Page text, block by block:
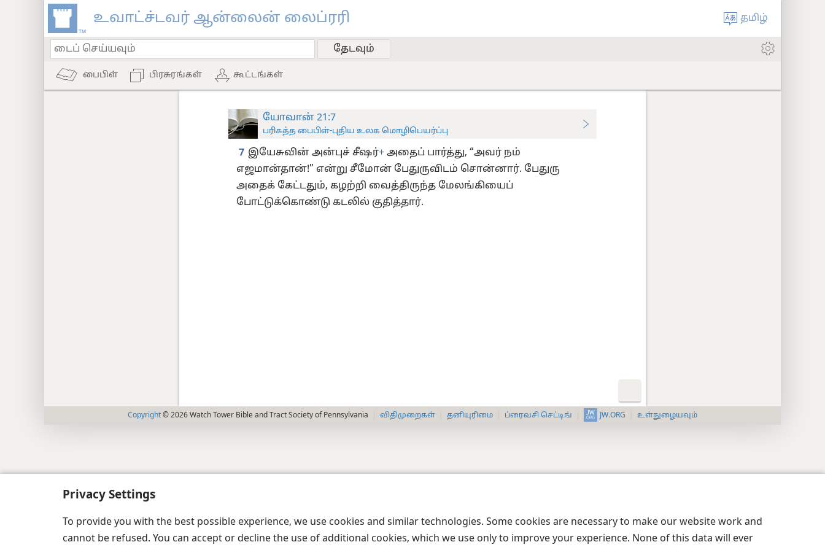
Privacy Settings
To provide you with the best possible experience, we use cookies and similar technologies. Some cookies are necessary to make our website work and
cannot be refused. You can accept or decline the use of additional cookies, which we use only to improve your experience. None of this data will ever
உவாட்ச்டவர் ஆன்லைன் லைப்ரரி தமிழ்
பைபிள் பிரசுரங்கள் கூட்டங்கள்
யோவான் 21:7
பரிசுத்த பைபிள்-புதிய உலக மொழிபெயர்ப்பு
7 இயேசுவின் அன்புச் சீஷர்+அதைப் பார்த்து, “அவர் நம்
எஜமான்தான்!” என்று சீமோன் பேதுருவிடம் சொன்னார். பேதுரு
அதைக் கேட்டதும், கழற்றி வைத்திருந்த மேலங்கியைப்
போட்டுக்கொண்டு கடலில் குதித்தார்.
Copyright© 2026 Watch Tower Bible and Tract Society of Pennsylvania விதிமுறைகள் தனியுரிமை ப்ரைவசி செட்டிங் JW.ORG உள்நுழையவும்